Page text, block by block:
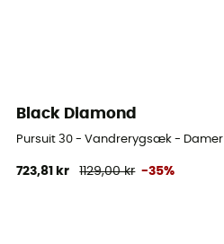
Black Diamond
Pursuit 30 - Vandrerygsæk - Damer
723,81 kr 1129,00 kr -35%